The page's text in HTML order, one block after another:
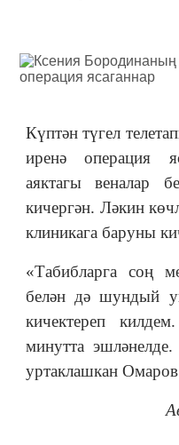
Күптән түгел
иренә операция
аяктагы веналар
кичергән. Ләкин
клиникага баруны
«Табибларга соң
белән дә шундый
кичектереп
минутта
уртаклашкан